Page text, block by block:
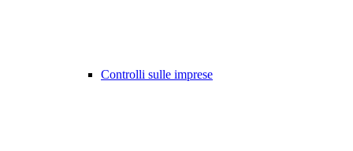
Controlli sulle imprese